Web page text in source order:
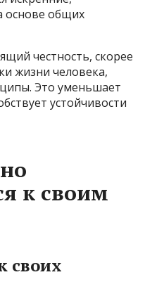
основе общих
честность, скорее
жизни человека,
Это уменьшает
устойчивости
к своим
своих